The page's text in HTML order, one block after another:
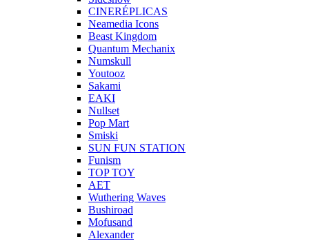
CINERÉPLICAS
Neamedia Icons
Beast Kingdom
Quantum Mechanix
Numskull
Youtooz
Sakami
EAKI
Nullset
Pop Mart
Smiski
SUN FUN STATION
Funism
TOP TOY
AET
Wuthering Waves
Bushiroad
Mofusand
Alexander